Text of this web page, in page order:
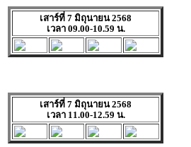
เสาร์ที่ 7 มิถุนายน 2568
เวลา 09.00-10.59 น.
เสาร์ที่ 7 มิถุนายน 2568
เวลา 11.00-12.59 น.